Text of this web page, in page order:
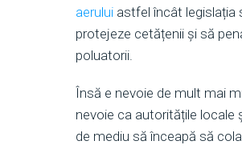
aerului astfel încât legislația
protejeze cetățenii și să
poluatorii.
Însă e nevoie de mult mai
nevoie ca autoritățile locale
de mediu să înceapă să